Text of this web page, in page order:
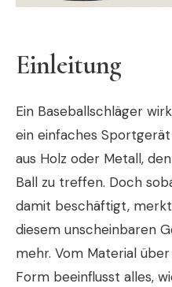
Einleitung
Ein Baseballschläger
ein einfaches
aus Holz oder Metall,
Ball zu treffen. Doch
damit beschäftigt,
diesem unscheinbaren
mehr. Vom Material
Form beeinflusst alles,